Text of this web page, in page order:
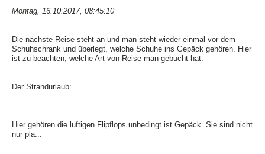
Montag, 16.10.2017, 08:45:10
Die nächste Reise steht an und man steht wieder einmal vor dem
Schuhschrank und überlegt, welche Schuhe ins Gepäck gehören. Hier
ist zu beachten, welche Art von Reise man gebucht hat.
Der Strandurlaub:
Hier gehören die luftigen Flipflops unbedingt ist Gepäck. Sie sind nicht
nur pla...